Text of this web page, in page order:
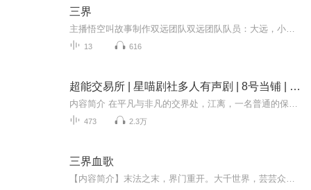
三界
13 616
超能交易所 | 星喵剧社多人有声剧 | 8号当铺 | 狂龙宇恒 | 重生过去、畅想未来、梦幻现实
473 2.3万
三界血歌